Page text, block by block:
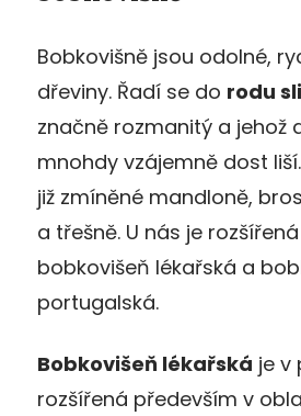
Bobkovišně jsou odolné,
dřeviny. Řadí se do rodu
značně rozmanitý a jehož
mnohdy vzájemně dost
již zmíněné mandloně,
a třešně. U nás je
bobkovišeň lékařská a
portugalská.
Bobkovišeň lékařská je v
rozšířená především v